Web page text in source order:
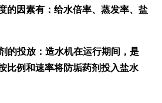
的因素有：给水倍率、蒸发率、盐
的投放：造水机在运行期间，是
比例和速率将防垢药剂投入盐水